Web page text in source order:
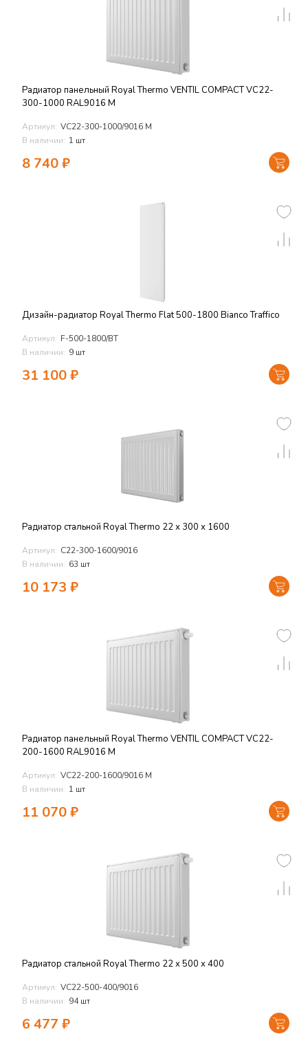
Радиатор панельный Royal Thermo VENTIL COMPACT VC22-
300-1000 RAL9016 M
Артикул: VC22-300-1000/9016 M
В наличии: 1 шт
8 740₽
Дизайн-радиатор Royal Thermo Flat 500-1800 Bianсo Traffiсo
Артикул: F-500-1800/BT
В наличии: 9 шт
31 100₽
Радиатор стальной Royal Thermo 22 х 300 х 1600
Артикул: C22-300-1600/9016
В наличии: 63 шт
10 173 ₽
Радиатор панельный Royal Thermo VENTIL COMPACT VC22-
200-1600 RAL9016 M
Артикул: VC22-200-1600/9016 M
В наличии: 1 шт
11 070₽
Радиатор стальной Royal Thermo 22 x 500 x 400
Артикул: VC22-500-400/9016
В наличии: 94 шт
6 477 ₽